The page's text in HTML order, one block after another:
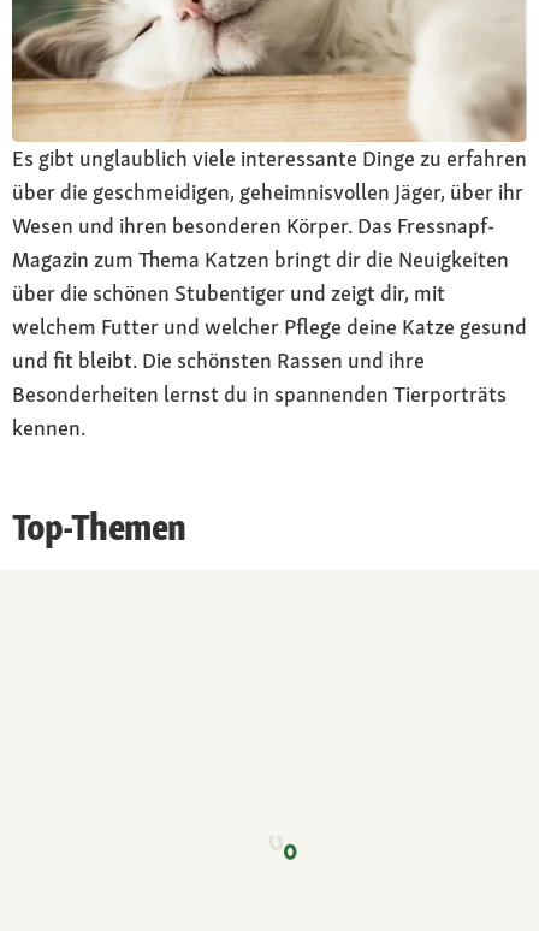
Es gibt unglaublich viele interessante Dinge zu erfahren
über die geschmeidigen, geheimnisvollen Jäger, über ihr
Wesen und ihren besonderen Körper. Das Fressnapf-
Magazin zum Thema Katzen bringt dir die Neuigkeiten
über die schönen Stubentiger und zeigt dir, mit
welchem Futter und welcher Pflege deine Katze gesund
und fit bleibt. Die schönsten Rassen und ihre
Besonderheiten lernst du in spannenden Tierporträts
kennen.
Top-Themen